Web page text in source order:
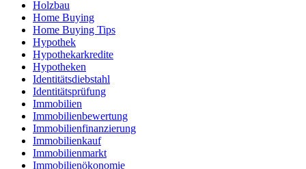
Holzbau
Home Buying
Home Buying Tips
Hypothek
Hypothekarkredite
Hypotheken
Identitätsdiebstahl
Identitätsprüfung
Immobilien
Immobilienbewertung
Immobilienfinanzierung
Immobilienkauf
Immobilienmarkt
Immobilienökonomie